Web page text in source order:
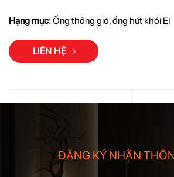
Hạng mục:Ống thông gió, ống hút khói EI
LIÊN HỆ
ĐĂNG KÝ NHẬN